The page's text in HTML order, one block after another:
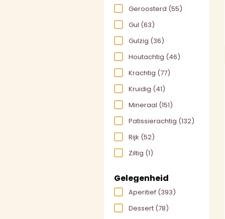
Geroosterd (55)
Gul (63)
Gulzig (36)
Houtachtig (46)
Krachtig (77)
Kruidig (41)
Mineraal (151)
Patissierachtig (132)
Rijk (52)
Ziltig (1)
Gelegenheid
Aperitief (393)
Dessert (78)